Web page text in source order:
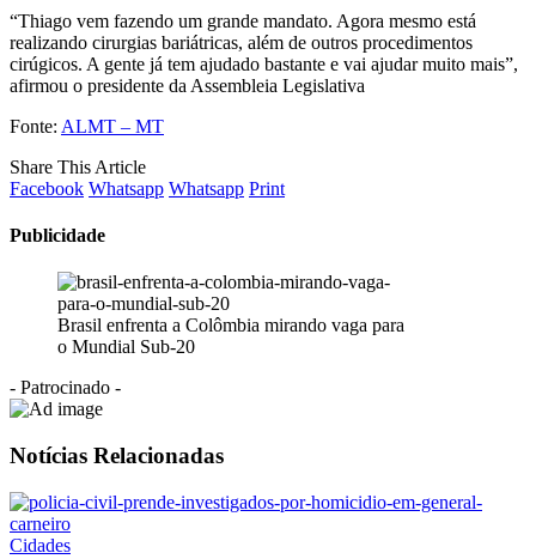
“Thiago vem fazendo um grande mandato. Agora mesmo está
realizando cirurgias bariátricas, além de outros procedimentos
cirúgicos. A gente já tem ajudado bastante e vai ajudar muito mais”,
afirmou o presidente da Assembleia Legislativa
Fonte: ALMT – MT
Share This Article
Facebook Whatsapp Whatsapp Print
Publicidade
Brasil enfrenta a Colômbia mirando vaga para
o Mundial Sub-20
- Patrocinado -
Notícias Relacionadas
Cidades